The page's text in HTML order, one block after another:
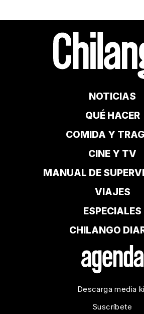
NOTICIAS
QUÉ HACER
COMIDA Y
CINE Y TV
MANUAL DE
VIAJES
ESPECIALES
CHILANGO
Descarga media
Suscríbete